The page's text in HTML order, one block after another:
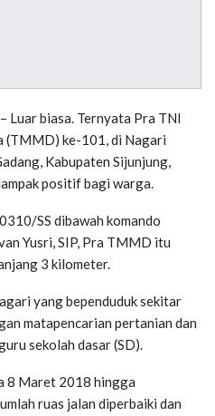
Luar biasa. Ternyata Pra TNI
(TMMD) ke-101, di Nagari
Kabupaten Sijunjung,
positif bagi warga.
SS dibawah komando
Yusri, SIP, Pra TMMD itu
3 kilometer.
yang bependuduk sekitar
matapencarian pertanian dan
sekolah dasar (SD).
8 Maret 2018 hingga
ruas jalan diperbaiki dan